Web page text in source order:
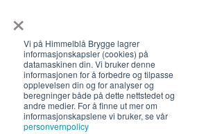
×
Vi på Himmelblå Brygge lagrer
informasjonskapsler (cookies) på
datamaskinen din. Vi bruker denne
informasjonen for å forbedre og tilpasse
opplevelsen din og for analyser og
beregninger både på dette nettstedet og
andre medier. For å finne ut mer om
informasjonskapslene vi bruker, se vår
personvernpolicy
Torghattenhullet
Seiltur til Alstadhaug og fottur på de
Syv Søstre
Seiltur til Træna og klatring på
Trænstaven
Taresanking - høste av naturens
viktigste grønnsak